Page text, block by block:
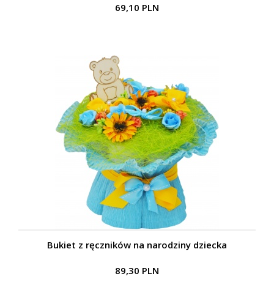
69,10 PLN
Bukiet z ręczników na narodziny dziecka
89,30 PLN